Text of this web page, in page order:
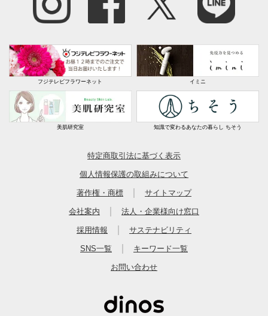
フジテレビフラワーネット イミニ
美肌研究室 知識で変わるあなたの暮らし ちそう
特定商取引法に基づく表示
個人情報保護の取組みについて
著作権・商標 サイトマップ
会社案内 法人・企業様向け窓口
採用情報 サステナビリティ
SNS一覧 キーワード一覧
お問い合わせ